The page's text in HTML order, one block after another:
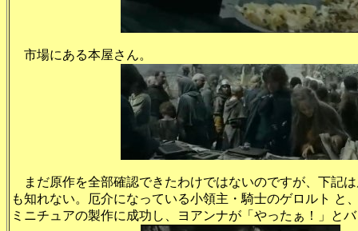
市場にある本屋さん。
まだ原作を全部確認できたわけではないのですが、下記
も知れない。厄介になっている小領主・騎士のゲロルト と
ミニチュアの製作に成功し、ヨアンナが「やったぁ！」と